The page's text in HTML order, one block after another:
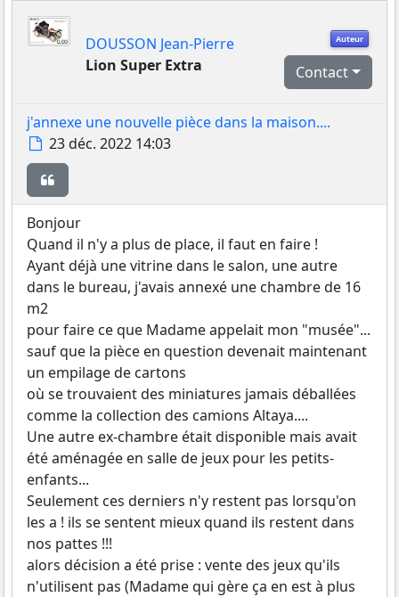
Auteur
DOUSSON Jean-Pierre
Lion Super Extra
Contact
j'annexe une nouvelle pièce dans la maison....
Message
23 déc. 2022 14:03
Bonjour
Quand il n'y a plus de place, il faut en faire !
Ayant déjà une vitrine dans le salon, une autre
dans le bureau, j'avais annexé une chambre de 16
m2
pour faire ce que Madame appelait mon "musée"...
sauf que la pièce en question devenait maintenant
un empilage de cartons
où se trouvaient des miniatures jamais déballées
comme la collection des camions Altaya....
Une autre ex-chambre était disponible mais avait
été aménagée en salle de jeux pour les petits-
enfants...
Seulement ces derniers n'y restent pas lorsqu'on
les a ! ils se sentent mieux quand ils restent dans
nos pattes !!!
alors décision a été prise : vente des jeux qu'ils
n'utilisent pas (Madame qui gère ça en est à plus